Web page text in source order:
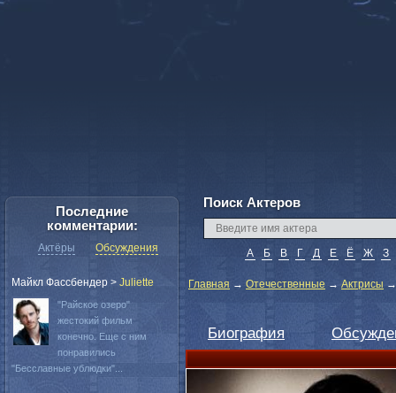
Поиск Актеров
А Б В Г Д Е Ё Ж З
Главная → Отечественные → Актрисы
Биография
Последние
комментарии:
Актёры Обсуждения
Майкл Фассбендер > Juliette
"Райское озеро"
жестокий фильм
конечно. Еще с ним
понравились
"Бесславные ублюдки"...